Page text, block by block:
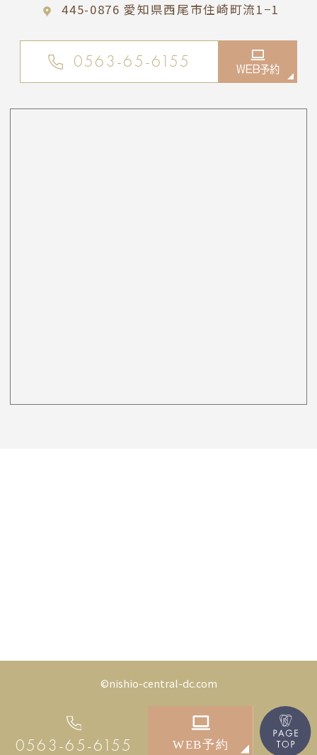
445-0876 愛知県西尾市住崎町流1−1
0563-65-6155 WEB予約
©nishio-central-dc.com
0563-65-6155